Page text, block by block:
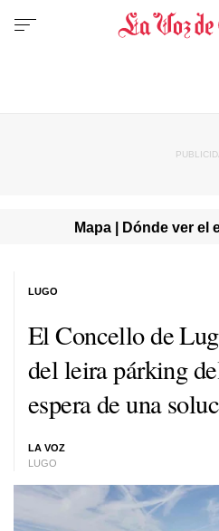
Mapa | Dónde ver el
El Concello de
del leira párking
espera de una
LA VOZ
LUGO
LUGO